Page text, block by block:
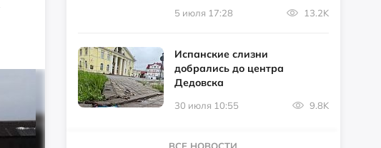
5 июля 17:28 13.2K
Испанские слизни
добрались до центра
Дедовска
30 июля 10:55 9.8K